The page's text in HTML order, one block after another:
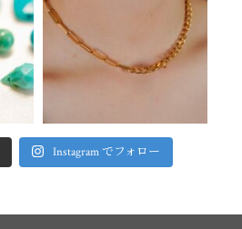
Instagram でフォロー